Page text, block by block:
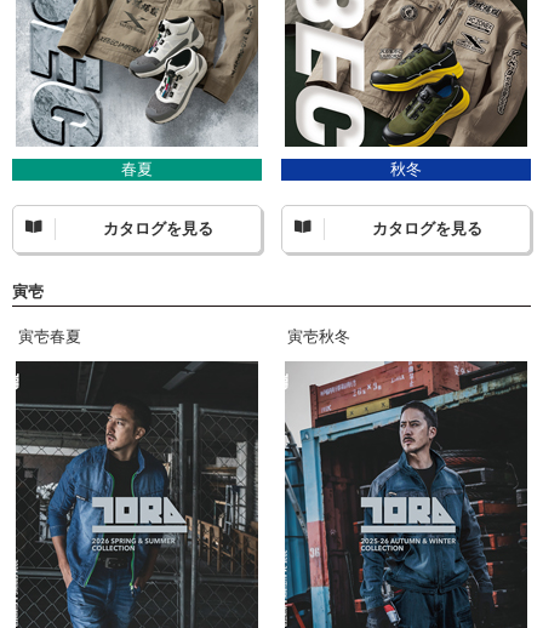
春夏
カタログを見る
秋冬
カタログを見る
寅壱
寅壱春夏 寅壱秋冬